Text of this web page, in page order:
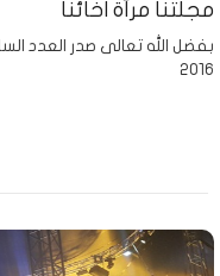
مجلّتنا مرآة اخائنا
بفضل الله تعالى صدر العدد
2016